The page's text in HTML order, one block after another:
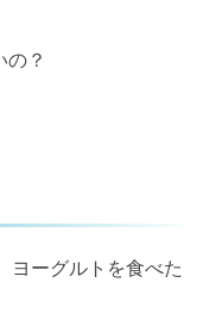
？
ヨーグルトを食べた